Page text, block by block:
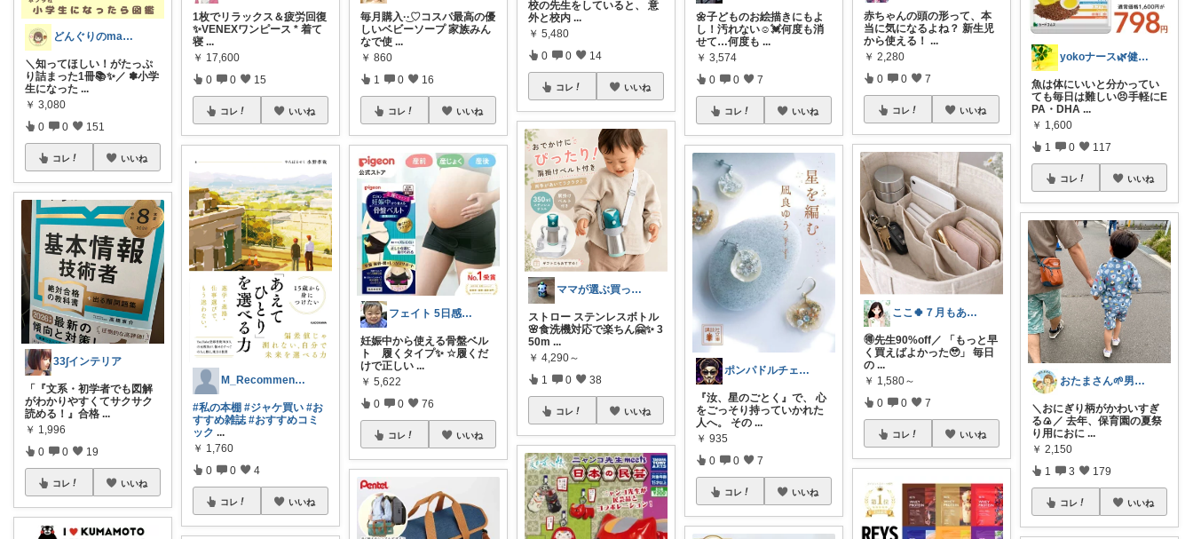
どんぐりのmama☆子育てグッズ
＼知ってほしい！がたっぷ
り詰まった1冊📚✨／ ✽小学
生になった ...
￥ 3,080
0 0 151
コレ いいね
33∫インテリア
「『文系・初学者でも図解
がわかりやすくてサクサク
読める！』合格 ...
￥ 1,996
0 0 19
コレ いいね
1枚でリラックス＆疲労回復
✨VENEXワンピース * 着て
寝 ...
￥ 17,600
0 0 15
コレ いいね
M_Recommend🏊🍉🍧🦦
#私の本棚 #ジャケ買い #お
すすめ雑誌 #おすすめコミ
ック ...
￥ 1,760
0 0 4
コレ いいね
毎月購入·͜·♡コスパ最高の優
しいベビーソープ 家族みん
なで使 ...
￥ 860
1 0 16
コレ いいね
フェイト 5日感謝です😊
妊娠中から使える骨盤ベル
ト 履くタイプ✨ ☆履くだ
けで正しい ...
￥ 5,622
0 0 76
コレ いいね
校の先生をしていると、 意
外と校内 ...
￥ 5,480
0 0 14
コレ いいね
ママが選ぶ買ってよかった🌸育児🌸防災
ストロー ステンレスボトル
🌸食洗機対応で楽ちん🤗✨ 3
50m ...
￥ 4,290～
1 0 38
コレ いいね
🌼子どものお絵描きにもよ
し！汚れない☺️💓何度も消
せて…何度も ...
￥ 3,574
0 0 7
コレ いいね
ポンパドルチェ＆カッパーカナ(•Ӫ•)
『汝、星のごとく』で、 心
をごっそり持っていかれた
人へ。 その ...
￥ 935
0 0 7
コレ いいね
赤ちゃんの頭の形って、本
当に気になるよね？ 新生児
から使える！ ...
￥ 2,280
0 0 7
コレ いいね
ここ🍀７月もありがとう🍀
🉐先生90%off／ 「もっと早
く買えばよかった🥹」 毎日
の ...
￥ 1,580～
0 0 7
コレ いいね
yokoナース🌿健康美容/ふるさと納税
魚は体にいいと分かってい
ても毎日は難しい😣手軽にE
PA・DHA ...
￥ 1,600
1 0 117
コレ いいね
おたまさん🌱男の子ママ
＼おにぎり柄がかわいすぎ
る🍙／ 去年、保育園の夏祭
り用におに ...
￥ 2,150
1 3 179
コレ いいね